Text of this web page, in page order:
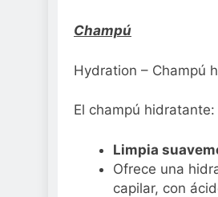
Champú
Hydration – Champú
El champú hidratante:
Limpia
Ofrece una
capilar, con